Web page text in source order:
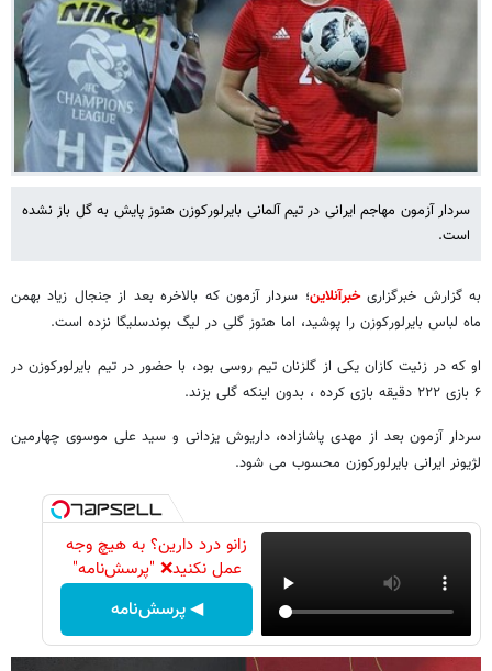
سردار آزمون مهاجم ایرانی در تیم آلمانی بایرلورکوزن هنوز پایش به گل باز نشده
است.
به گزارش خبرگزاریخبرآنلاین؛ سردار آزمون که بالاخره بعد از جنجال زیاد بهمن
ماه لباس بایرلورکوزن را پوشید، اما هنوز گلی در لیگ بوندسلیگا نزده است.
او که در زنیت کازان یکی از گلزنان تیم روسی بود، با حضور در تیم بایرلورکوزن در
۶ بازی ۲۲۲ دقیقه بازی کرده ، بدون اینکه گلی بزند.
سردار آزمون بعد از مهدی پاشازاده، داریوش یزدانی و سید علی موسوی چهارمین
لژیونر ایرانی بایرلورکوزن محسوب می شود.
زانو درد دارین؟ به هیچ وجه
عمل نکنید❌ "پرسش‌نامه"
◀ پرسش‌نامه